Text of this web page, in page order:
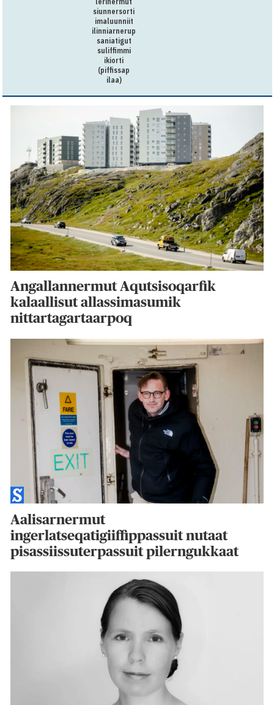
siunnersorti
imaluunniit
ilinniarnerup
saniatigut
suliffimmi
(piffissap
Angallannermut Aqutsisoqarfik
kalaallisut allassimasumik
nittartagartaarpoq
Aalisarnermut
ingerlatseqatigiiffippassuit nutaat
pisassiissuterpassuit pilerngukkaat